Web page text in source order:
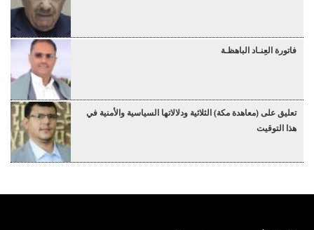
فاتورة العِنـاد الباهظـة
تعليق على (معاهدة مكة) الثلاثية ودلالاتها السياسية والأمنية في
هذا التوقيت